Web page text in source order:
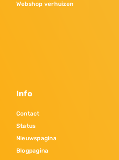
Webshop verhuizen
Info
Contact
Status
Nieuwspagina
Blogpagina